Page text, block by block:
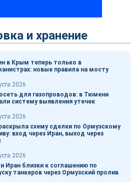
и хранение
в Крым теперь только в
новые правила на мосту
2026
для газопроводов: в Тюмени
систему выявления утечек
2026
схему сделки по Ормузскому
вход через Иран, выход через
2026
Иран близки к соглашению по
танкеров через Ормузский пролив